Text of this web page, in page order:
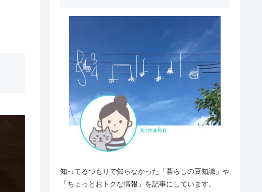
知ってるつもりで知らなかった「暮らしの豆知識」や
「ちょっとおトクな情報」を記事にしています。